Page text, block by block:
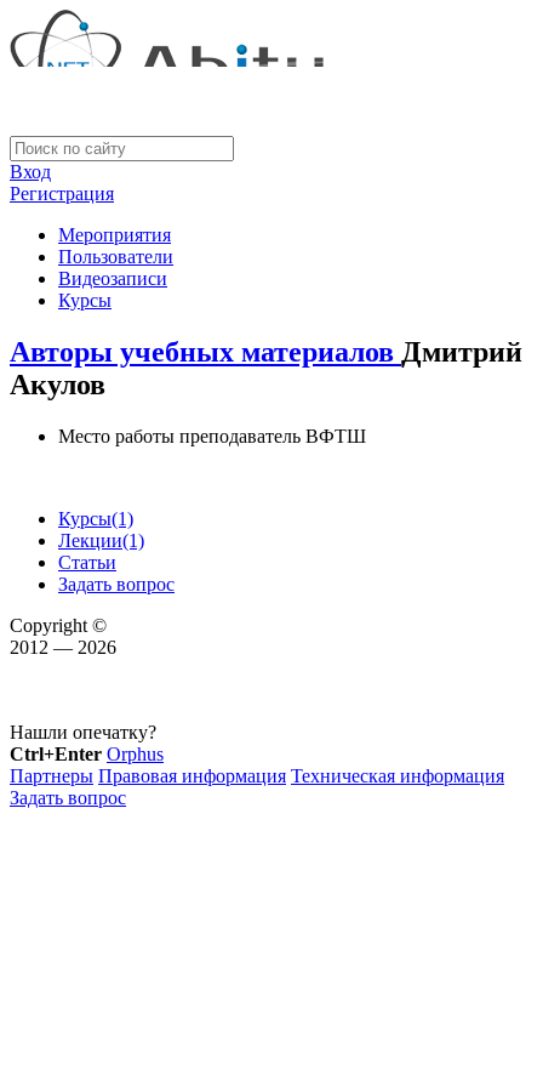
Вход
Регистрация
Мероприятия
Пользователи
Видеозаписи
Курсы
Авторы учебных материалов Дмитрий
Акулов
Место работы преподаватель ВФТШ
Курсы(1)
Лекции(1)
Статьи
Задать вопрос
Copyright ©
2012 — 2026
Нашли опечатку?
Ctrl+Enter Orphus
Партнеры Правовая информация Техническая информация
Задать вопрос